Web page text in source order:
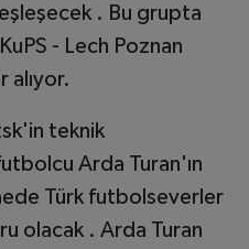
. Bu grupta
- Lech Poznan
alıyor.
teknik
Arda Turan'ın
Türk futbolseverler
olacak . Arda Turan